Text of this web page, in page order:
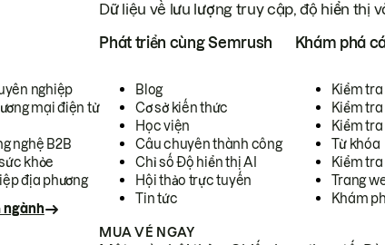
Dữ liệu về lưu lượng truy cập, độ hiển thị
nghiệp
mại điện tử
nghệ B2B
khỏe
địa phương
ngành
Phát triển cùng Semrush
Blog
Cơ sở kiến thức
Học viện
Câu chuyên thành công
Chỉ số Độ hiển thị AI
Hội thảo trực tuyến
Tin tức
Khám phá
Kiểm
Kiểm tra
Kiểm
Từ khóa
Kiểm
Trang
Khám
MUA VÉ NGAY